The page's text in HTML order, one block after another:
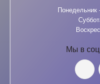
Понедельник
Мы в